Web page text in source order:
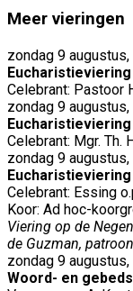
Meer vieringen
zondag 9
Eucharistieviering
Celebrant: Pastoor
zondag 9
Eucharistieviering
Celebrant: Mgr. Th.
zondag 9
Eucharistieviering
Celebrant: Essing
Koor: Ad hoc-
Viering op de
de Guzman,
zondag 9
Woord- en